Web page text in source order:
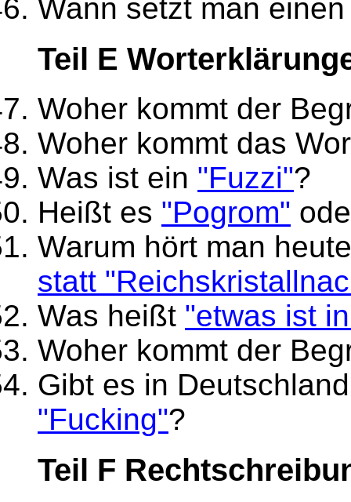
Wann setzt man einen
Teil E
Woher kommt der
Woher kommt das
Was ist ein "Fuzzi"?
Heißt es "Pogrom"
Warum hört man
statt
Was heißt "etwas ist
Woher kommt der
Gibt es in
"Fucking"?
Teil F